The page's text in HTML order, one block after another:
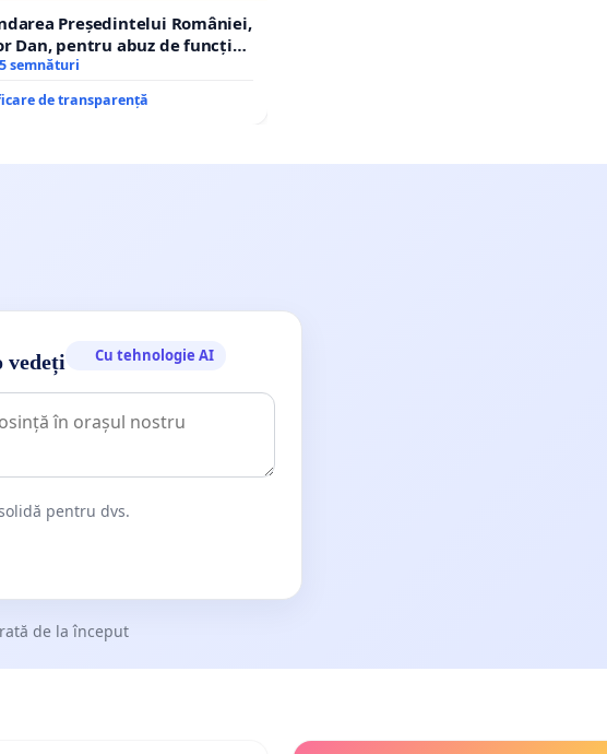
Președintelui României,
Dan, pentru abuz de funcție
statului
semnături
de transparență
vedeți Cu tehnologie AI
pentru dvs.
de la început